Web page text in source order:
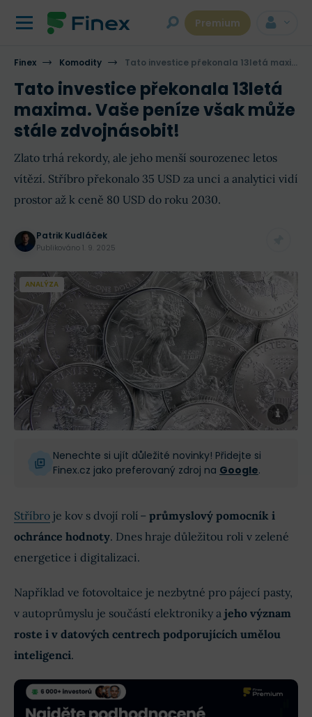
Premium
Finex Komodity Tato investice překonala 13letá maxima. Vaše peníze však může stále zdvojnásobit!
Tato investice překonala 13letá
maxima. Vaše peníze však může
stále zdvojnásobit!
Zlato trhá rekordy, ale jeho menší sourozenec letos
vítězí. Stříbro překonalo 35 USD za unci a analytici vidí
prostor až k ceně 80 USD do roku 2030.
Patrik Kudláček
Publikováno 1. 9. 2025
ANALÝZA
Nenechte si ujít důležité novinky! Přidejte si
Finex.cz jako preferovaný zdroj na Google.
Stříbro je kov s dvojí rolí – průmyslový pomocník i
ochránce hodnoty. Dnes hraje důležitou roli v zelené
energetice i digitalizaci.
Například ve fotovoltaice je nezbytné pro pájecí pasty,
v autoprůmyslu je součástí elektroniky a jeho význam
roste i v datových centrech podporujících umělou
inteligenci.